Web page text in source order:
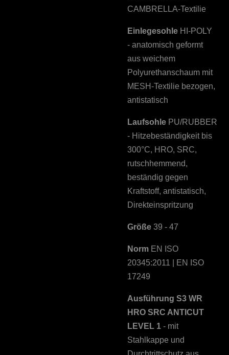
CAMBRELLA-Textilie
Einlegesohle HI-POLY
- anatomisch geformt
aus weichem
Polyurethanschaum mit
MESH-Textilie bezogen,
antistatisch
Laufsohle PU/RUBBER
- Hitzebeständigkeit bis
300°C, HRO, SRC,
rutschhemmend,
beständig gegen
Kraftstoff, antistatisch,
Direkteinspritzung
Größe 39 - 47
Norm EN ISO
20345:2011 | EN ISO
17249
Ausführung S3 WR
HRO SRC ANTICUT
LEVEL 1 - mit
Stahlkappe und